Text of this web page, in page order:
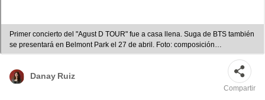
Primer concierto del "Agust D TOUR" fue a casa llena. Suga de BTS también
se presentará en Belmont Park el 27 de abril. Foto: composición
LR/Twitter/Hybe
Danay Ruiz
Compartir